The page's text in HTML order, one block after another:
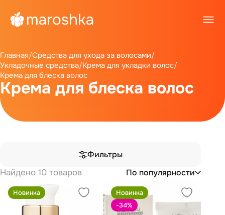
Главная/Средства для ухода за волосами/
Укладочные средства/Крема для укладки волос/
Крема для блеска волос
Крема для блеска волос
Фильтры
Найдено 10 товаров
По популярности
Новинка
Новинка
-34%